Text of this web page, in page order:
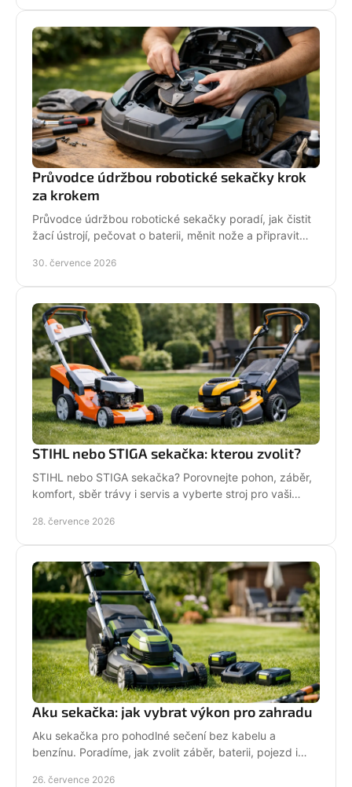
Průvodce údržbou robotické sekačky krok
za krokem
Průvodce údržbou robotické sekačky poradí, jak čistit
žací ústrojí, pečovat o baterii, měnit nože a připravit
30. července 2026
STIHL nebo STIGA sekačka: kterou zvolit?
STIHL nebo STIGA sekačka? Porovnejte pohon, záběr,
komfort, sběr trávy i servis a vyberte stroj pro vaši
28. července 2026
Aku sekačka: jak vybrat výkon pro zahradu
Aku sekačka pro pohodlné sečení bez kabelu a
benzínu. Poradíme, jak zvolit záběr, baterii, pojezd i
26. července 2026